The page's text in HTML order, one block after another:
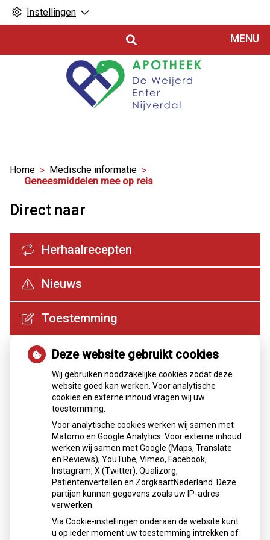
Instellingen
MENU
Home
Medische informatie
Geneesmiddelen mee op reis
Geneesmiddelen mee op reis
Gebruikers van geneesmiddelen die onder de opiumwet
vallen kunnen deze niet zomaar meenemen naar het
buitenland. Hiervoor is een verklaring nodig.
Wat zijn de opiumwetsmiddelen
Welke verklaring is nodig
Waarom is een verklaring nodig
Direct naar
Herhaalrecepten
Nieuws
Toestemming
Deze website gebruikt cookies
Wij gebruiken noodzakelijke cookies zodat deze
website goed kan werken. Voor analytische
cookies en externe inhoud vragen wij uw
toestemming.
Voor analytische cookies werken wij samen met
Matomo en Google Analytics. Voor externe inhoud
werken wij samen met Google (Maps, Translate
en Reviews), YouTube, Vimeo, Facebook,
Instagram, X (Twitter), Qualizorg,
Patiëntenvertellen en ZorgkaartNederland. Deze
partijen kunnen gegevens zoals uw IP-adres
verwerken.
Via Cookie-instellingen onderaan de website kunt
u op ieder moment uw toestemming intrekken of